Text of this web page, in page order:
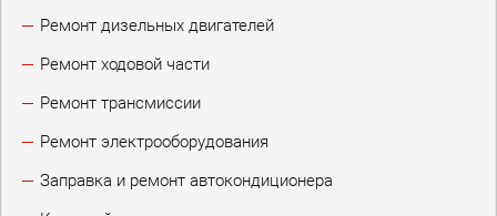
Ремонт дизельных двигателей
Ремонт ходовой части
Ремонт трансмиссии
Ремонт электрооборудования
Заправка и ремонт автокондиционера